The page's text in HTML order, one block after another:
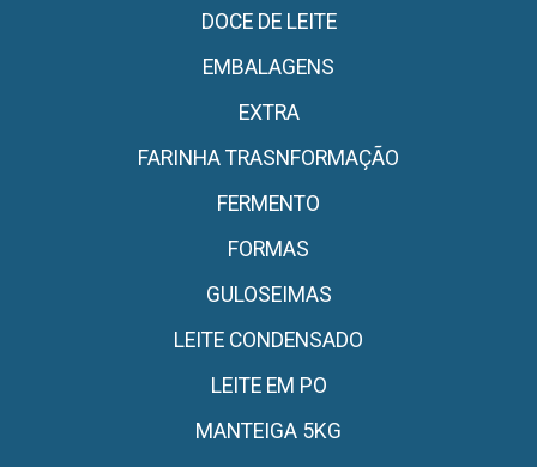
DOCE DE LEITE
EMBALAGENS
EXTRA
FARINHA TRASNFORMAÇÃO
FERMENTO
FORMAS
GULOSEIMAS
LEITE CONDENSADO
LEITE EM PO
MANTEIGA 5KG